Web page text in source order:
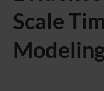
Scale